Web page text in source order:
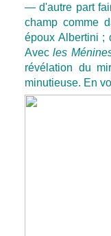
— d'autre part
champ comme
époux Albertini ;
Avecles
révélation du
minutieuse. En